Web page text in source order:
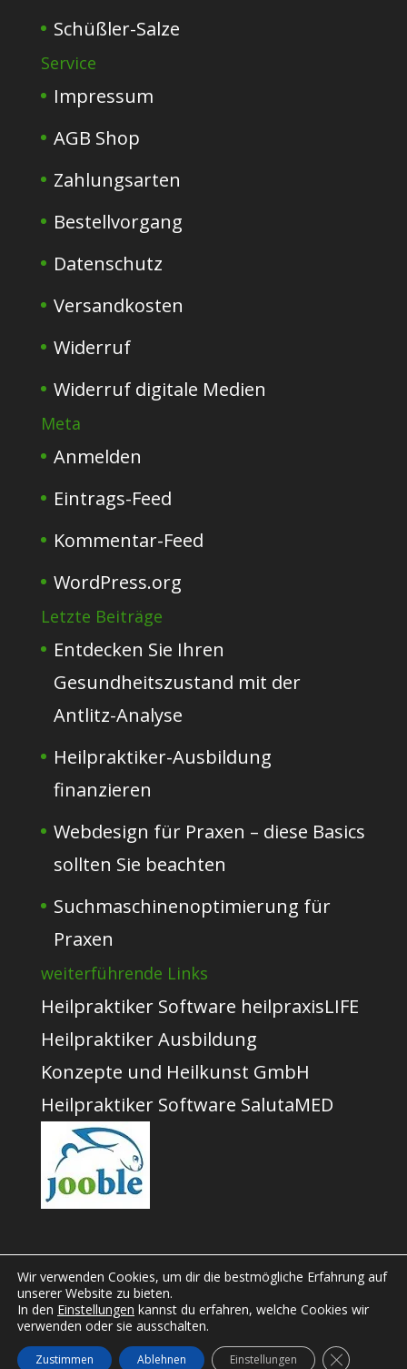
Schüßler-Salze
Service
Impressum
AGB Shop
Zahlungsarten
Bestellvorgang
Datenschutz
Versandkosten
Widerruf
Widerruf digitale Medien
Meta
Anmelden
Eintrags-Feed
Kommentar-Feed
WordPress.org
Letzte Beiträge
Entdecken Sie Ihren
Gesundheitszustand mit der
Antlitz-Analyse
Heilpraktiker-Ausbildung
finanzieren
Webdesign für Praxen – diese Basics
sollten Sie beachten
Suchmaschinenoptimierung für
Praxen
weiterführende Links
Heilpraktiker Software heilpraxisLIFE
Heilpraktiker Ausbildung
Konzepte und Heilkunst GmbH
Heilpraktiker Software SalutaMED
Designed byElegant Themes
Powered by WordPress
Wir verwenden Cookies, um dir die bestmögliche Erfahrung auf
unserer Website zu bieten.
In den Einstellungen kannst du erfahren, welche Cookies wir
verwenden oder sie ausschalten.
Zustimmen Ablehnen Einstellungen GDPR